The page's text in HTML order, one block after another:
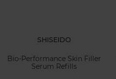
SHISEIDO
Bio-Performance Skin Filler
Serum Refills